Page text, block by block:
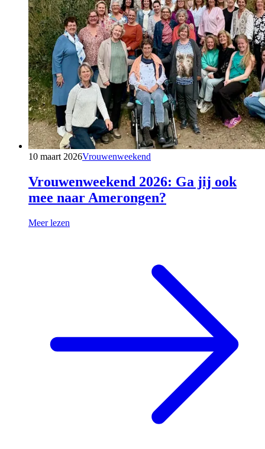
10 maart 2026Vrouwenweekend
Vrouwenweekend 2026: Ga jij ook
mee naar Amerongen?
Meer lezen